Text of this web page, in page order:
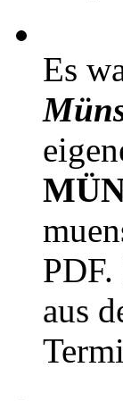
Es
aus